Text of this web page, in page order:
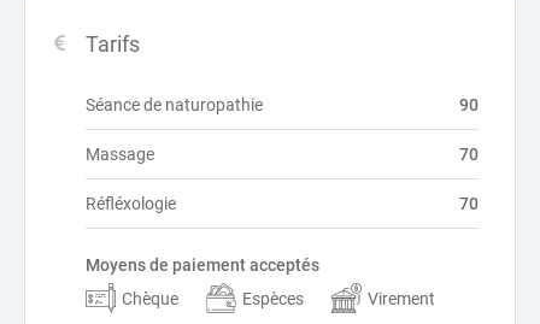
Tarifs
Séance de naturopathie 90
Massage 70
Réfléxologie 70
Moyens de paiement acceptés
Chèque
Espèces Virement